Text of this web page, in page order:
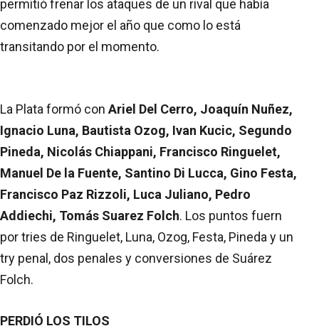
permitió frenar los ataques de un rival que había
comenzado mejor el año que como lo está
transitando por el momento.
La Plata formó con Ariel Del Cerro, Joaquín Nuñez,
Ignacio Luna, Bautista Ozog, Ivan Kucic, Segundo
Pineda, Nicolás Chiappani, Francisco Ringuelet,
Manuel De la Fuente, Santino Di Lucca, Gino Festa,
Francisco Paz Rizzoli, Luca Juliano, Pedro
Addiechi, Tomás Suarez Folch. Los puntos fuern
por tries de Ringuelet, Luna, Ozog, Festa, Pineda y un
try penal, dos penales y conversiones de Suárez
Folch.
PERDIÓ LOS TILOS